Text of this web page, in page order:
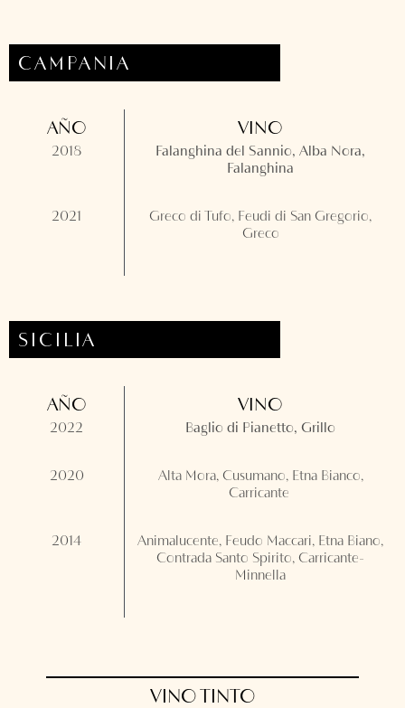
CAMPANIA
AÑO
2018
VINO
Falanghina del Sannio, Alba Nora,
Falanghina
2021
Greco di Tufo, Feudi di San Gregorio,
Greco
SICILIA
AÑO
2022
VINO
Baglio di Pianetto, Grillo
2020
Alta Mora, Cusumano, Etna Bianco,
Carricante
2014
Animalucente, Feudo Maccari, Etna Biano,
Contrada Santo Spirito, Carricante-
Minnella
VINO TINTO